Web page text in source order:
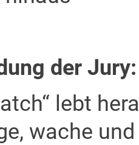
der Jury:
lebt
wache